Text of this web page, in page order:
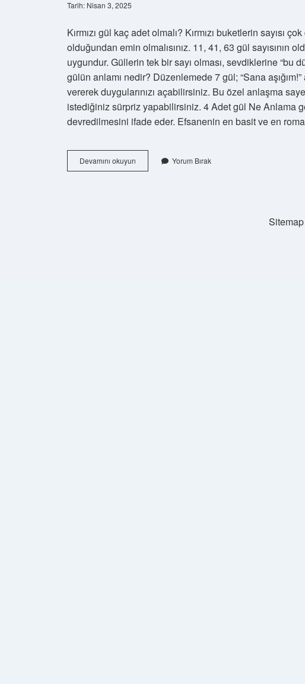
Tarih: Nisan 3, 2025
Kırmızı gül kaç adet olmalı? Kırmızı buketlerin sayısı
olduğundan emin olmalısınız. 11, 41, 63 gül sayısının
uygundur. Güllerin tek bir sayı olması, sevdiklerine “bu
gülün anlamı nedir? Düzenlemede 7 gül; “Sana
vererek duygularınızı açabilirsiniz. Bu özel anlaşma
istediğiniz sürpriz yapabilirsiniz. 4 Adet gül Ne Anlama
devredilmesini ifade eder. Efsanenin en basit ve en
Devamını okuyun
Adet
Yorum Bırak
Sitemap